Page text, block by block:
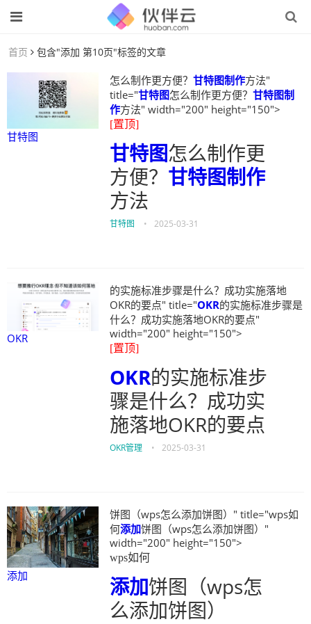
首页 包含"添加 第10页"标签的文章
甘特图
怎么制作更方便？ 甘特图制作方法"
title="甘特图怎么制作更方便？ 甘特图制
作方法" width="200" height="150">
[置顶]
甘特图怎么制作更
方便？ 甘特图制作
方法
甘特图 • 2025-03-31
OKR
的实施标准步骤是什么？成功实施落地
OKR的要点" title="OKR的实施标准步骤是
什么？成功实施落地OKR的要点"
width="200" height="150">
[置顶]
OKR的实施标准步
骤是什么？成功实
施落地OKR的要点
OKR管理 • 2025-03-31
添加
饼图（wps怎么添加饼图）" title="wps如
何添加饼图（wps怎么添加饼图）"
width="200" height="150">
wps如何
添加饼图（wps怎
么添加饼图）